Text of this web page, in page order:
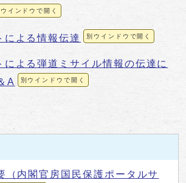
インドウで開く
による情報伝達 別ウインドウで開く
による弾道ミサイル情報の伝達に
A
別ウインドウで開く
（内閣官房国民保護ポータルサ